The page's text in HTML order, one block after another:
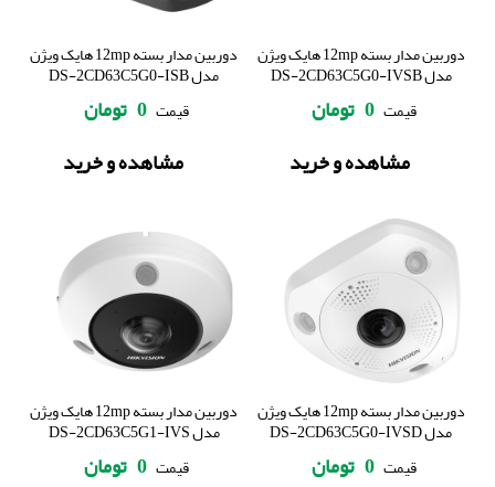
دوربین مدار بسته 12mp هایک ویژن
مدل DS-2CD63C5G0-IVSB
قیمت 0 تومان
مشاهده و خرید
دوربین مدار بسته 12mp هایک ویژن
مدل DS-2CD63C5G0-ISB
قیمت 0 تومان
مشاهده و خرید
دوربین مدار بسته 12mp هایک ویژن
مدل DS-2CD63C5G0-IVSD
قیمت 0 تومان
دوربین مدار بسته 12mp هایک ویژن
مدل DS-2CD63C5G1-IVS
قیمت 0 تومان